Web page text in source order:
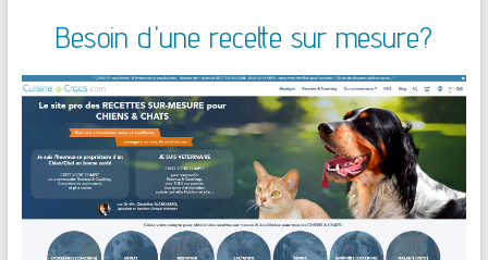
Besoin d'une recette sur mesure?